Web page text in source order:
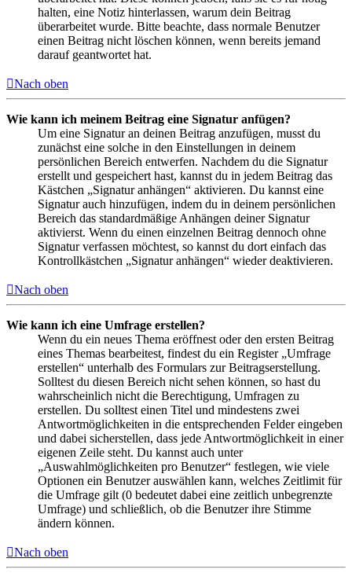
halten, eine Notiz hinterlassen, warum dein Beitrag
überarbeitet wurde. Bitte beachte, dass normale Benutzer
einen Beitrag nicht löschen können, wenn bereits jemand
darauf geantwortet hat.
Nach oben
Wie kann ich meinem Beitrag eine Signatur anfügen?
Um eine Signatur an deinen Beitrag anzufügen, musst du
zunächst eine solche in den Einstellungen in deinem
persönlichen Bereich entwerfen. Nachdem du die Signatur
erstellt und gespeichert hast, kannst du in jedem Beitrag das
Kästchen „Signatur anhängen“ aktivieren. Du kannst eine
Signatur auch hinzufügen, indem du in deinem persönlichen
Bereich das standardmäßige Anhängen deiner Signatur
aktivierst. Wenn du einen einzelnen Beitrag dennoch ohne
Signatur verfassen möchtest, so kannst du dort einfach das
Kontrollkästchen „Signatur anhängen“ wieder deaktivieren.
Nach oben
Wie kann ich eine Umfrage erstellen?
Wenn du ein neues Thema eröffnest oder den ersten Beitrag
eines Themas bearbeitest, findest du ein Register „Umfrage
erstellen“ unterhalb des Formulars zur Beitragserstellung.
Solltest du diesen Bereich nicht sehen können, so hast du
wahrscheinlich nicht die Berechtigung, Umfragen zu
erstellen. Du solltest einen Titel und mindestens zwei
Antwortmöglichkeiten in die entsprechenden Felder eingeben
und dabei sicherstellen, dass jede Antwortmöglichkeit in einer
eigenen Zeile steht. Du kannst auch unter
„Auswahlmöglichkeiten pro Benutzer“ festlegen, wie viele
Optionen ein Benutzer auswählen kann, welches Zeitlimit für
die Umfrage gilt (0 bedeutet dabei eine zeitlich unbegrenzte
Umfrage) und schließlich, ob die Benutzer ihre Stimme
ändern können.
Nach oben